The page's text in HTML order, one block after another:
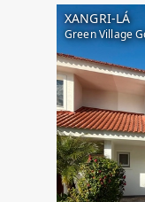
XANGRI-LÁ
Green Village